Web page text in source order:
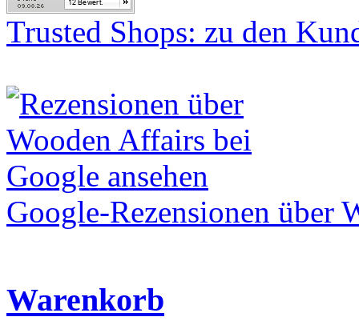
Trusted Shops: zu den
Google-Rezensionen über
Warenkorb